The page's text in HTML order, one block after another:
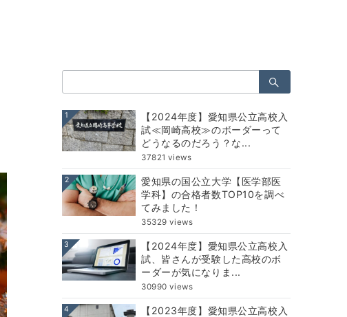
索：
1
【2024年度】愛知県公立高校入
試≪岡崎高校≫のボーダーって
どうなるのだろう？な...
37821 views
2
愛知県の国公立大学【医学部医
学科】の合格者数TOP10を調べ
てみました！
35329 views
3
【2024年度】愛知県公立高校入
試、皆さんが受験した高校のボ
ーダーが気になりま...
30990 views
4
【2023年度】愛知県公立高校入